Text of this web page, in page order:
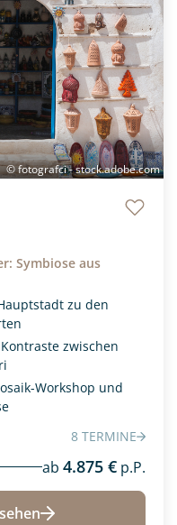
© fotografci - stock.adobe.com
Symbiose aus
zu den
zwischen
Workshop und
8 TERMINE
ab 4.875 € p.P.